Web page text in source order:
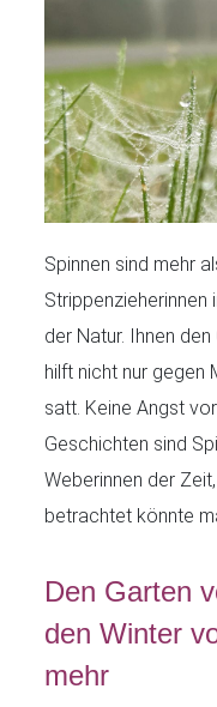
Spinnen sind mehr
Strippenzieherinnen
der Natur. Ihnen
hilft nicht nur gegen
satt. Keine Angst
Geschichten sind
Weberinnen der
betrachtet könnte
Den Garten
den Winter
mehr